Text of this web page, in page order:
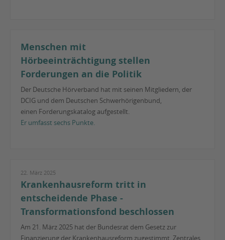
Menschen mit
Hörbeeinträchtigung stellen
Forderungen an die Politik
Der Deutsche Hörverband hat mit seinen Mitgliedern, der
DCIG und dem Deutschen Schwerhörigenbund,
einen Forderungskatalog aufgestellt.
Er umfasst sechs Punkte.
22. März 2025
Krankenhausreform tritt in
entscheidende Phase -
Transformationsfond beschlossen
Am 21. März 2025 hat der Bundesrat dem Gesetz zur
Finanzierung der Krankenhausreform zugestimmt. Zentrales